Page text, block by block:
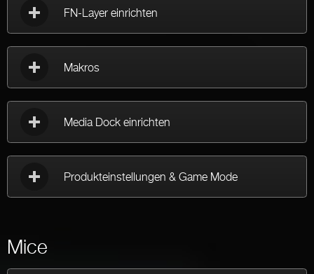
FN-Layer einrichten
Makros
Media Dock einrichten
Produkteinstellungen & Game Mode
Mice